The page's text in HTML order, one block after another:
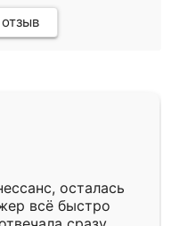
осталась
всё быстро